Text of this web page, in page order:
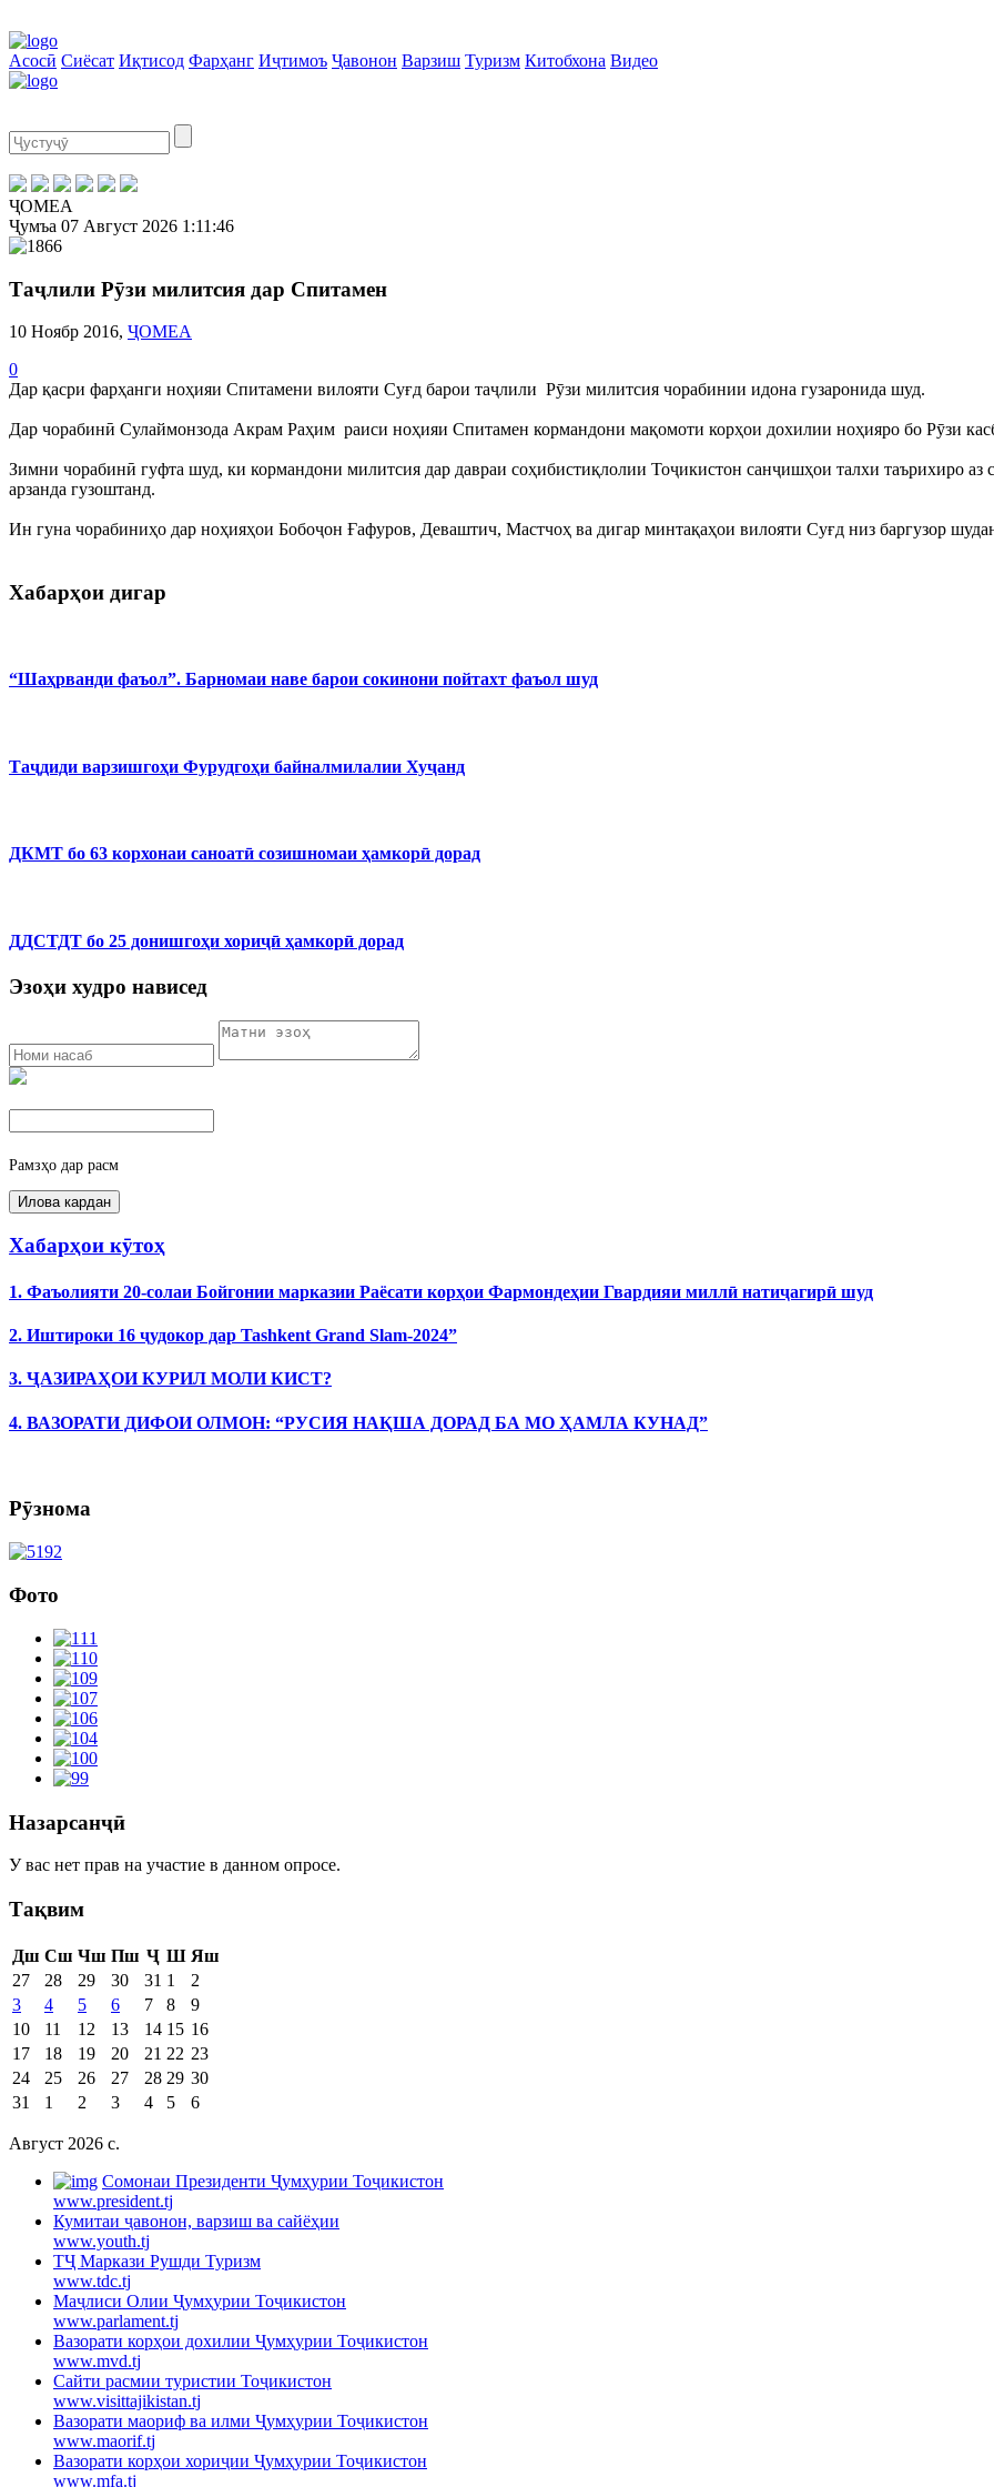
Асосӣ Сиёсат Иқтисод Фарҳанг Иҷтимоъ Ҷавонон Варзиш Туризм Китобхона Видео
ҶОМЕА
Ҷумъа 07 Август 2026 1:11:46
Таҷлили Рӯзи милитсия дар Спитамен
10 Ноябр 2016, ҶОМЕА
0
Дар қасри фарҳанги ноҳияи Спитамени вилояти Суғд барои таҷлили Рӯзи милитсия чорабинии идона гузаронида шуд.
Дар чорабинӣ Сулаймонзода Акрам Раҳим раиси ноҳияи Спитамен кормандони мақомоти корҳои дохилии ноҳияро бо Рӯзи
Зимни чорабинӣ гуфта шуд, ки кормандони милитсия дар давраи соҳибистиқлолии Тоҷикистон санҷишҳои талхи таърихиро аз
арзанда гузоштанд.
Ин гуна чорабиниҳо дар ноҳияҳои Бобоҷон Ғафуров, Деваштич, Мастчоҳ ва дигар минтақаҳои вилояти Суғд низ баргузор
Хабарҳои дигар
“Шаҳрванди фаъол”. Барномаи наве барои сокинони пойтахт фаъол шуд
Таҷдиди варзишгоҳи Фурудгоҳи байналмилалии Хуҷанд
ДКМТ бо 63 корхонаи саноатӣ созишномаи ҳамкорӣ дорад
ДДСТДТ бо 25 донишгоҳи хориҷӣ ҳамкорӣ дорад
Эзоҳи худро нависед
Рамзҳо дар расм
Хабарҳои кӯтоҳ
1. Фаъолияти 20-солаи Бойгонии марказии Раёсати корҳои Фармондеҳии Гвардияи миллӣ натиҷагирӣ шуд
2. Иштироки 16 ҷудокор дар Tashkent Grand Slam-2024”
3. ҶАЗИРАҲОИ КУРИЛ МОЛИ КИСТ?
4. ВАЗОРАТИ ДИФОИ ОЛМОН: “РУСИЯ НАҚША ДОРАД БА МО ҲАМЛА КУНАД”
Рӯзнома
Фото
Назарсанҷӣ
У вас нет прав на участие в данном опросе.
Тақвим
Дш Сш Чш Пш Ҷ Ш Яш
27
28 29 30 31 1
2
3
4 5 6 7 8
9
10
11 12 13 14 15 16
17
18 19 20 21 22 23
24
25 26 27 28 29 30
31
1 2 3 4 5 6
Август 2026 c.
Cомонаи Президенти Ҷумҳурии Тоҷикистон
www.president.tj
Кумитаи ҷавонон, варзиш ва сайёҳии
www.youth.tj
ТҶ Маркази Рушди Туризм
www.tdc.tj
Маҷлиси Олии Ҷумҳурии Тоҷикистон
www.parlament.tj
Вазорати корҳои дохилии Ҷумҳурии Тоҷикистон
www.mvd.tj
Сайти расмии туристии Тоҷикистон
www.visittajikistan.tj
Вазорати маориф ва илми Ҷумҳурии Тоҷикистон
www.maorif.tj
Вазорати корҳои хориҷии Ҷумҳурии Тоҷикистон
www.mfa.tj